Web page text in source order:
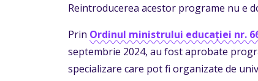
Reintroducerea acestor programe nu e
Prin Ordinul ministrului educației nr.
septembrie 2024, au fost aprobate
specializare care pot fi organizate de